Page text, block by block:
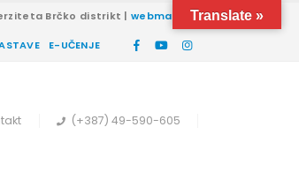
Brčko distrikt |webmail
E-UČENJE
(+387) 49-590-605
Translate »